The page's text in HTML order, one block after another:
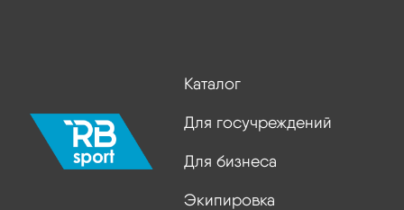
Каталог
Для госучреждений
Для бизнеса
Экипировка